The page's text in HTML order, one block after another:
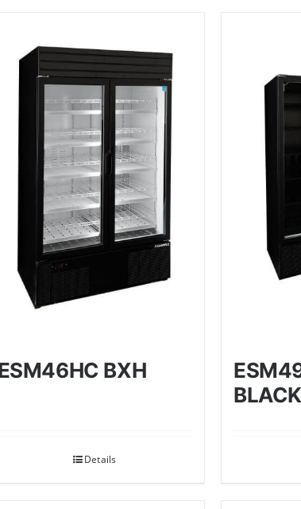
BXH
Details